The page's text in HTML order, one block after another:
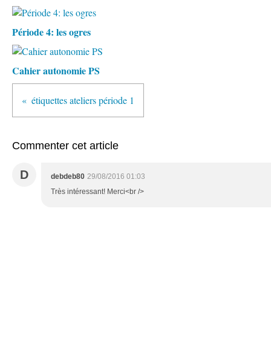
Période 4: les ogres
Cahier autonomie PS
étiquettes ateliers période 1
Commenter cet article
D debdeb80 29/08/2016 01:03
Très intéressant! Merci<br />